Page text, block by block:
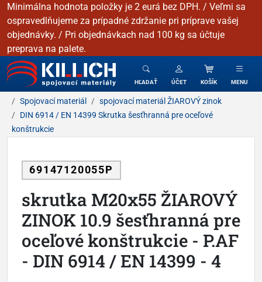
Minimálna hodnota položky je 2 eurá bez DPH. / Veľmi sa
ospravedlňujeme za prípadné zdržanie pri príprave vašej
objednávky. / Pri objednávkach nad 100 kg sa účtuje
preprava na palete.
KILLICH - Spojovacie materiály
HĽADAŤ ÚČET KOŠÍK MENU
Spojovací materiál
spojovací materiál ŽIAROVÝ zinok
DIN 6914 / EN 14399 Skrutka šesťhranná pre oceľové
konštrukcie
69147120055P
skrutka M20x55 ŽIAROVÝ
ZINOK 10.9 šesťhranná pre
oceľové konštrukcie - P.AF
- DIN 6914 / EN 14399 - 4